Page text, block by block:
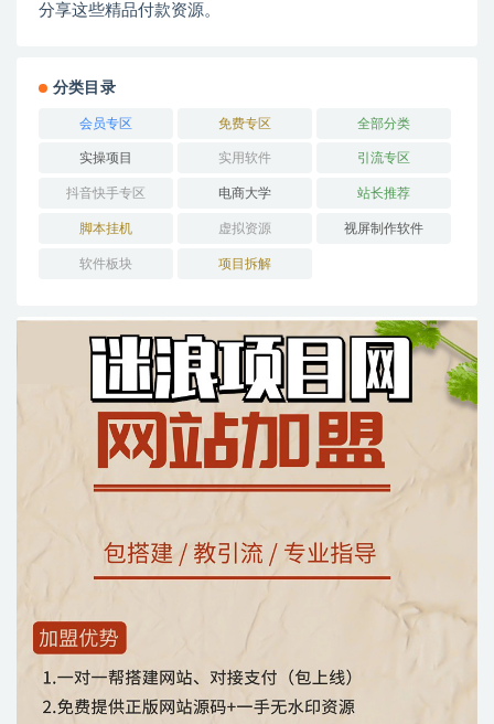
分享这些精品付款资源。
分类目录
会员专区 免费专区 全部分类
实操项目 实用软件 引流专区
抖音快手专区 电商大学 站长推荐
脚本挂机 虚拟资源 视屏制作软件
软件板块 项目拆解